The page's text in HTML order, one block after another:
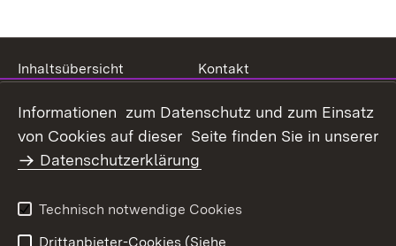
Inhaltsübersicht
Kontakt
Barrierefreiheit
Benutzungshinweise
Impressum
Informationen zum Datenschutz und zum Einsatz
von Cookies auf dieser Seite finden Sie in unserer
Datenschutzerklärung
Technisch notwendige Cookies
Drittanbieter-Cookies (Siehe